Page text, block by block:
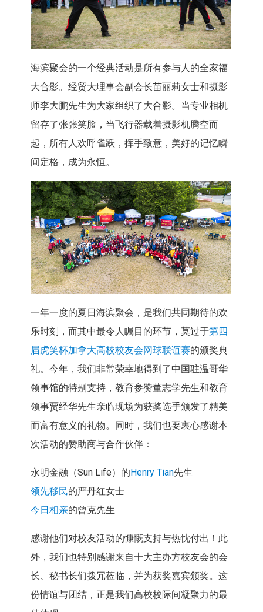
海滨聚会的一个经典活动是所有参与人的全家福
大合影。经贸大理事会副会长苗丽莉女士和摄影
师李大鹏先生为大家组织了大合影。当专业相机
留存了张张笑脸，当飞行器载着摄影机腾空而
起，所有人欢呼雀跃，挥手致意，美好的记忆瞬
间定格，成为永恒。
一年一度的夏日海滨聚会，是我们共同期待的欢
乐时刻，而其中最令人瞩目的环节，莫过于第四
届虎笑杯加拿大高校校友会网球联谊赛的颁奖典
礼。今年，我们非常荣幸地得到了中国驻温哥华
领事馆的特别支持，教育参赞董志学先生和教育
领事贾经华先生亲临现场为获奖选手颁发了精美
而富有意义的礼物。同时，我们也要衷心感谢本
次活动的赞助商与合作伙伴：
永明金融（Sun Life）的Henry Tian先生
领先移民的严丹红女士
今日相亲的曾克先生
感谢他们对校友活动的慷慨支持与热忱付出！此
外，我们也特别感谢来自十大主办方校友会的会
长、秘书长们拨冗莅临，并为获奖嘉宾颁奖。这
份情谊与团结，正是我们高校校际间凝聚力的最